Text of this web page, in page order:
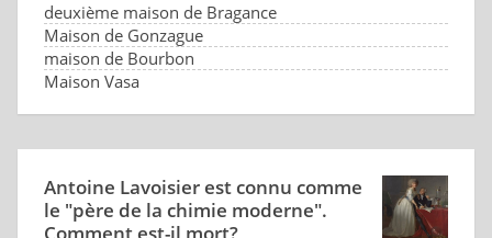
deuxième maison de Bragance
Maison de Gonzague
maison de Bourbon
Maison Vasa
Antoine Lavoisier est connu comme
le "père de la chimie moderne".